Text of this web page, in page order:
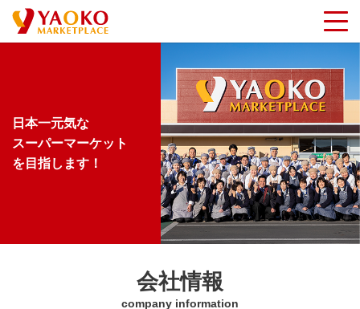
日本一元気な
スーパーマーケット
を目指します！
会社情報
company information